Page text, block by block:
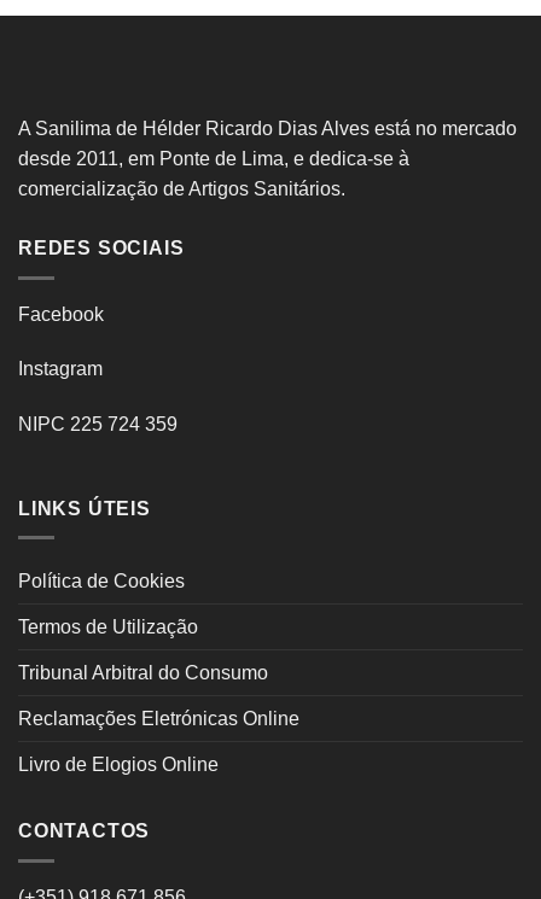
A Sanilima de Hélder Ricardo Dias Alves está no mercado
desde 2011, em Ponte de Lima, e dedica-se à
comercialização de Artigos Sanitários.
REDES SOCIAIS
Facebook
Instagram
NIPC 225 724 359
LINKS ÚTEIS
Política de Cookies
Termos de Utilização
Tribunal Arbitral do Consumo
Reclamações Eletrónicas Online
Livro de Elogios Online
CONTACTOS